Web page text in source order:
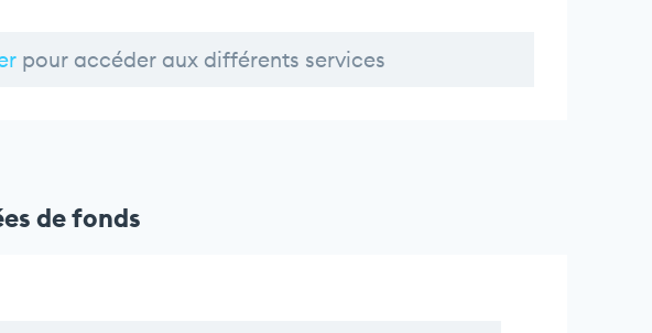
pour accéder aux différents services
de fonds